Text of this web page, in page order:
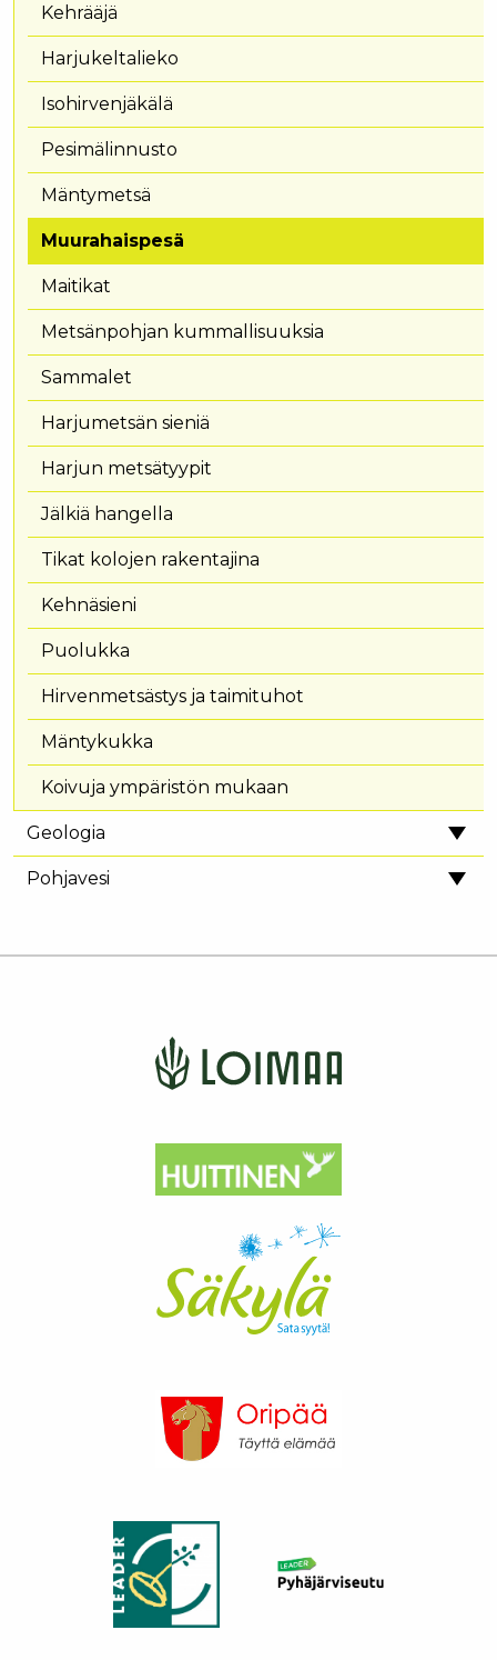
Kehrääjä
Harjukeltalieko
Isohirvenjäkälä
Pesimälinnusto
Mäntymetsä
Muurahaispesä
Maitikat
Metsänpohjan kummallisuuksia
Sammalet
Harjumetsän sieniä
Harjun metsätyypit
Jälkiä hangella
Tikat kolojen rakentajina
Kehnäsieni
Puolukka
Hirvenmetsästys ja taimituhot
Mäntykukka
Koivuja ympäristön mukaan
Geologia
Pohjavesi